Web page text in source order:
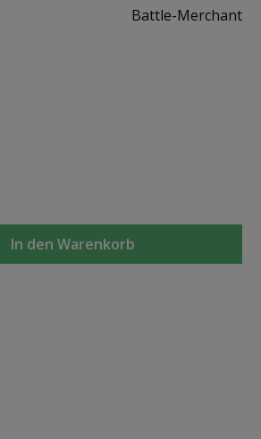
Battle-Merchant
In den Warenkorb